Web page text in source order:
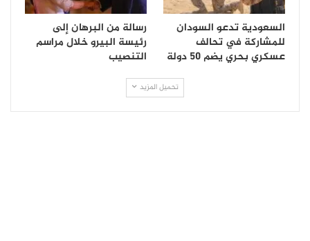
السعودية تدعو السودان
للمشاركة في تحالف
عسكري بحري يضم 50 دولة
رسالة من البرهان إلى
رئيسة البيرو خلال مراسم
التنصيب
تحميل المزيد